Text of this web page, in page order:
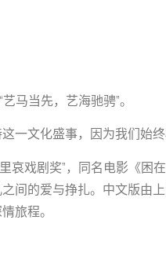
马当先，艺海驰骋”。
一文化盛事，因为我们始终
哀戏剧奖”，同名电影《困
间的爱与挣扎。中文版由
旅程。